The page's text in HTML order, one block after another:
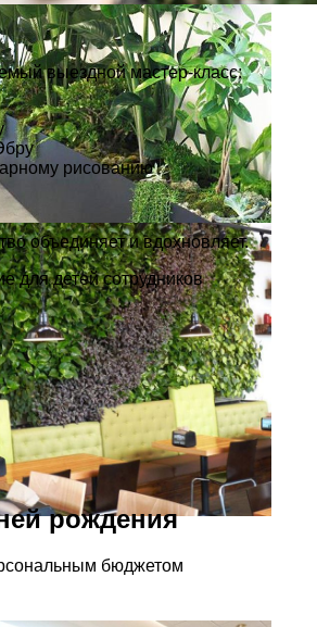
выездной мастер-класс:
рисованию
объединяет и вдохновляет.
для детей сотрудников
рождения
бюджетом